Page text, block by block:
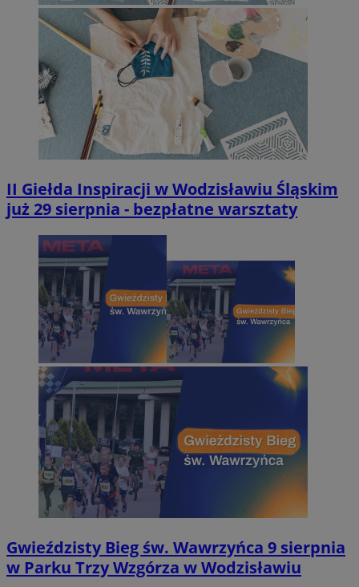
II Giełda Inspiracji w Wodzisławiu Śląskim
już 29 sierpnia - bezpłatne warsztaty
Gwieździsty Bieg św. Wawrzyńca 9 sierpnia
w Parku Trzy Wzgórza w Wodzisławiu